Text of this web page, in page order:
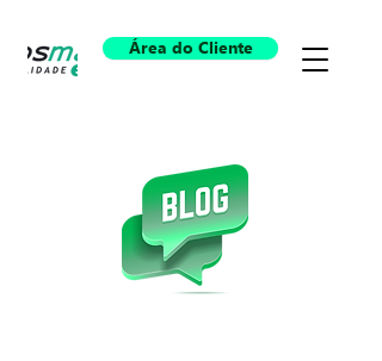
Área do Cliente